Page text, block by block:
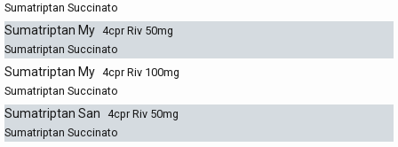
Sumatriptan Succinato
Sumatriptan My 4cpr Riv 50mg
Sumatriptan Succinato
Sumatriptan My 4cpr Riv 100mg
Sumatriptan Succinato
Sumatriptan San 4cpr Riv 50mg
Sumatriptan Succinato